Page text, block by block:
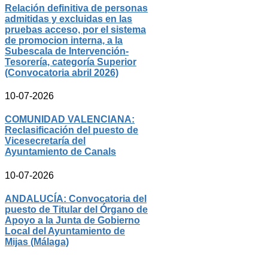
Relación definitiva de personas
admitidas y excluidas en las
pruebas acceso, por el sistema
de promocion interna, a la
Subescala de Intervención-
Tesorería, categoría Superior
(Convocatoria abril 2026)
10-07-2026
COMUNIDAD VALENCIANA:
Reclasificación del puesto de
Vicesecretaría del
Ayuntamiento de Canals
10-07-2026
ANDALUCÍA: Convocatoria del
puesto de Titular del Órgano de
Apoyo a la Junta de Gobierno
Local del Ayuntamiento de
Mijas (Málaga)